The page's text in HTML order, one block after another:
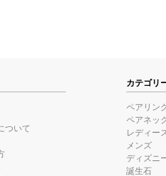
ついて
カテゴリ
ペアリン
ペアネッ
レディー
メンズ
ディズニ
誕生石